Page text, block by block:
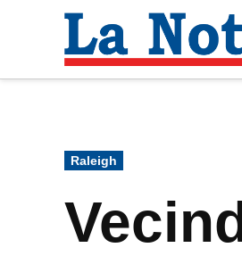
contenido
Publicado
en
Raleigh